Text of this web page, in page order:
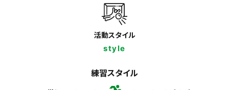
活動スタイル
style
練習スタイル